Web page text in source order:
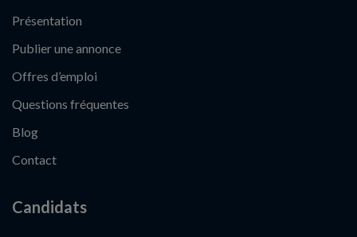
Présentation
Publier une annonce
Offres d’emploi
Questions fréquentes
Blog
Contact
Candidats